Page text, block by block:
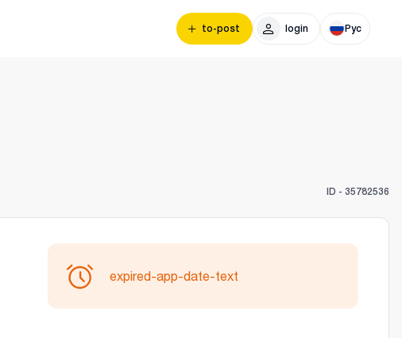
to-post login Рус
ID - 35782536
expired-app-date-text